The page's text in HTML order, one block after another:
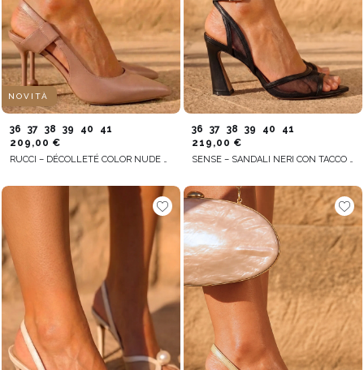
NOVITÀ
36 37 38 39 40
41
209,00 €
RUCCI – DÉCOLLETÉ COLOR NUDE CON TACCO A SPILLO SOTTILE
36 37 38 39 40
41
219,00 €
SENSE – SANDALI NERI CON TACCO E RETE DECORATIVA